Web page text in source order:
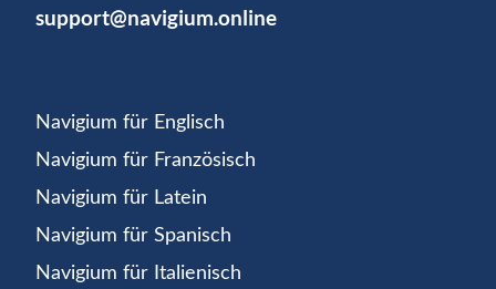
support@navigium.online
Navigium für Englisch
Navigium für Französisch
Navigium für Latein
Navigium für Spanisch
Navigium für Italienisch